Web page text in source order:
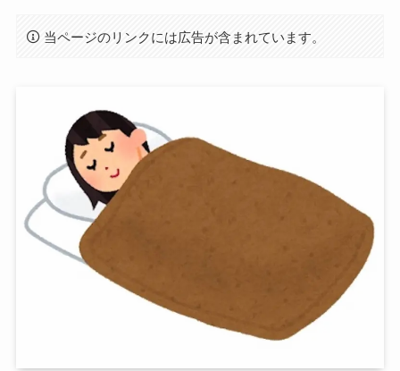
当ページのリンクには広告が含まれています。